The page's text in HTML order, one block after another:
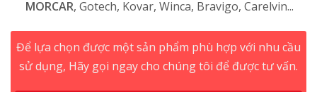
MORCAR, Gotech, Kovar, Winca, Bravigo, Carelvin...
Để lựa chọn được một sản phẩm phù hợp với nhu cầu
sử dụng, Hãy gọi ngay cho chúng tôi để được tư vấn.